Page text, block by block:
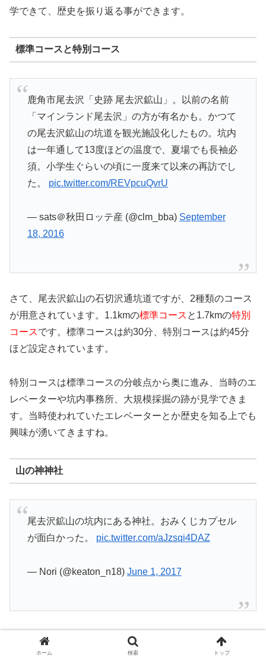
学できて、歴史を振り返る事ができます。
標準コースと特別コース
鹿角市尾去沢「史跡 尾去沢鉱山」。以前の名前
「マインランド尾去沢」の方が有名かも。かつて
の尾去沢鉱山の坑道を観光施設化したもの。坑内
は一年通して13度ほどの温度で、夏場でも長袖必
須。小学生ぐらいの頃に一度来て以来の再訪でし
た。 pic.twitter.com/REVpcuQvrU
— sats＠秋田ロッテ産 (@clm_bba) September
18, 2016
さて、尾去沢鉱山の石切沢通坑道ですが、2種類のコース
が用意されています。1.1kmの標準コース と1.7kmの特別
コースです。標準コースは約30分、特別コースは約45分
ほど設定されています。
特別コースは標準コースの分岐点から奥に進み、当時のエ
レベーターや坑内事務所、大規模採掘の跡が見学できま
す。当時使われていたエレベーターとか歴史を知る上でも
興味が湧いてきますね。
山の神神社
尾去沢鉱山の坑内にある神社。おみくじカプセル
が面白かった。 pic.twitter.com/aJzsqi4DAZ
— Nori (@keaton_n18) June 1, 2017
尾去沢鉱山観光ツアーで坑内に入り、中を進みます。近代
坑道を抜けて先に進みますと、
が出てきます。
ホーム 検索 トップ